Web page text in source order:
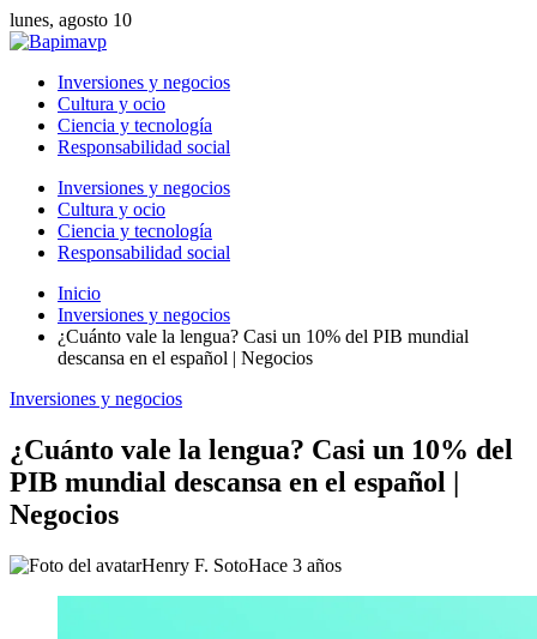
lunes, agosto 10
Inversiones y negocios
Cultura y ocio
Ciencia y tecnología
Responsabilidad social
Inversiones y negocios
Cultura y ocio
Ciencia y tecnología
Responsabilidad social
Inicio
Inversiones y negocios
¿Cuánto vale la lengua? Casi un 10% del PIB mundial
descansa en el español | Negocios
Inversiones y negocios
¿Cuánto vale la lengua? Casi un 10% del
PIB mundial descansa en el español |
Negocios
Henry F. SotoHace 3 años